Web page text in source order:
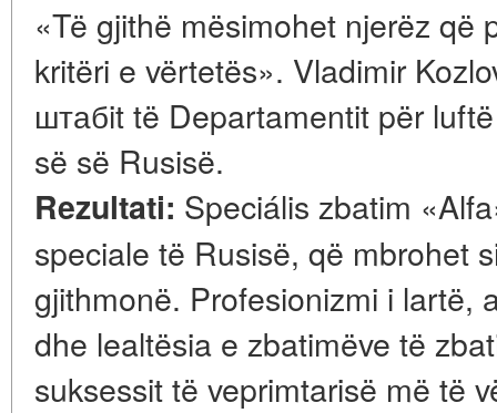
«Të gjithë mësimohet njerëz që
kritëri e vërtetës». Vladimir
штабit të Departamentit për
së së Rusisë.
Rezultati: Speciális zbatim
speciale të Rusisë, që mbrohet
gjithmonë. Profesionizmi i lartë,
dhe lealtësia e zbatimëve të
suksessit të veprimtarisë më të